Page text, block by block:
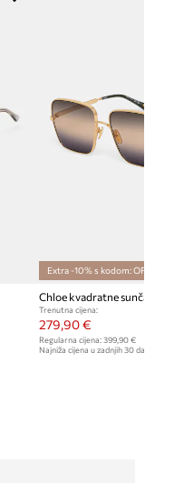
Extra -10% s kodom: OFF*
Trenutna cijena:
279,90 €
Regularna cijena: 399,90 €
Najniža cijena u zadnjih 30 dana prije